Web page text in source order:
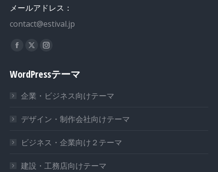
メールアドレス：
contact@estival.jp
私達を見つけてください：
WordPressテーマ
企業・ビジネス向けテーマ
デザイン・制作会社向けテーマ
ビジネス・企業向け２テーマ
建設・工務店向けテーマ